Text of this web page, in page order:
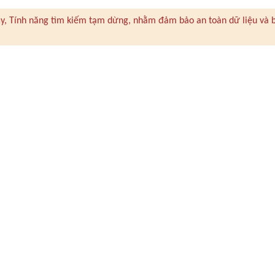
Tính năng tìm kiếm tạm dừng, nhằm đảm bảo an toàn dữ liệu và